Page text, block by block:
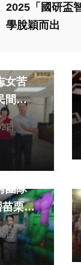
2025「國研盃
學脫穎而出
日
栗縣
團隊
栗縣
成果
日